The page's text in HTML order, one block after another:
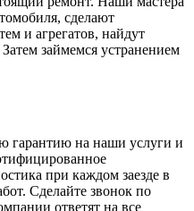
сделают
и агрегатов, найдут
займемся устранением
гарантию на наши услуги и
при каждом заезде в
Сделайте звонок по
ответят на все